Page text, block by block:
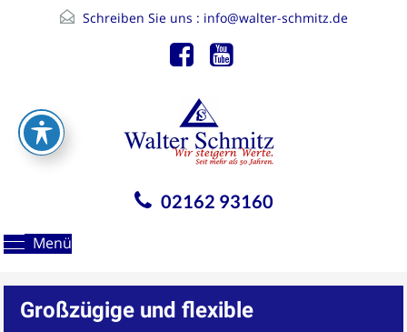
Schreiben Sie uns : info@walter-schmitz.de
02162 93160
Menü
Großzügige und flexible